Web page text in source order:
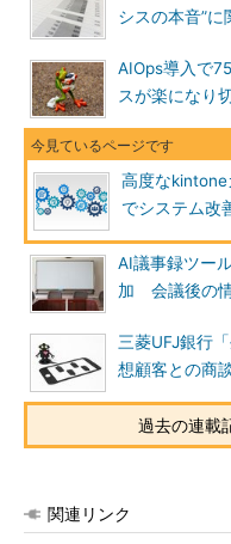
シスの本音”
AIOps導入で
スが楽になり
高度な
でシステム改
AI議事録ツー
加 会議後の
三菱UFJ銀行
想顧客との商
過去の連載
関連リンク